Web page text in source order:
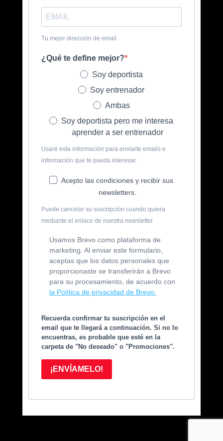
Tu mejor dirección de email.
¿Qué te define mejor?
Soy deportista
Soy entrenador
Ambas
Soy deportista pero me interesa
aprender a ser entrenador
Usaré esta información para enviarte emails e
información que te pueda interesar.
Acepto las condiciones y recibir sus
newsletters.
Puede cancelar su suscripción cuando quiera
mediante el enlace de nuestra newsletter.
Usamos Brevo como plataforma de
marketing. Al enviar este formulario,
aceptas que los datos personales que
proporcionaste se transferirán a Brevo
para su procesamiento, de acuerdo con
la Política de privacidad de Brevo.
Recuerda confirmar tu suscripción en el
email que te llegará a continuación. Si no lo
encuentras, es probable que esté en la
carpeta de "No deseado" o "Promociones".
¡ENVÍAMELO!